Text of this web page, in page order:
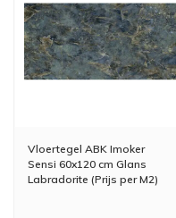
Vloertegel ABK Imoker
Sensi 60x120 cm Glans
Labradorite (Prijs per M2)